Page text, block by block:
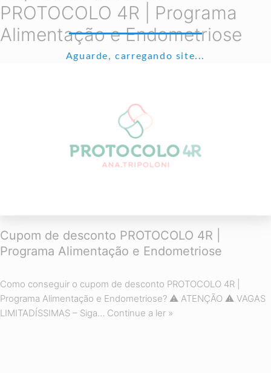
Aguarde, carregando site...
PROTOCOLO 4R | Programa
Alimentação e Endometriose
Cupom de desconto PROTOCOLO 4R |
Programa Alimentação e Endometriose
Como conseguir o cupom de desconto PROTOCOLO 4R |
Programa Alimentação e Endometriose? ⚠ ATENÇÃO ⚠ VAGAS
LIMITADÍSSIMAS – Siga… Continue a ler »